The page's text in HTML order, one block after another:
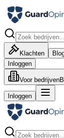
Klachten
Inloggen
Voor bedrijven
Inloggen